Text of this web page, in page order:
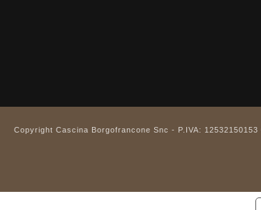
Copyright Cascina Borgofrancone Snc - P.IVA: